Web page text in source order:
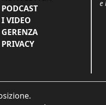
PODCAST
I VIDEO
GERENZA
PRIVACY
e